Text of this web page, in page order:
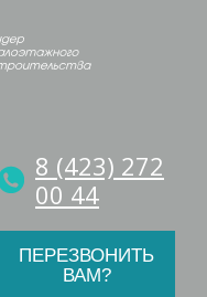
8 (423) 272
00 44
ПЕРЕЗВОНИТЬ
ВАМ?